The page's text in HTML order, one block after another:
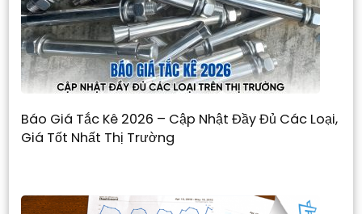
Báo Giá Tắc Kê 2026 – Cập Nhật Đầy Đủ Các Loại,
Giá Tốt Nhất Thị Trường